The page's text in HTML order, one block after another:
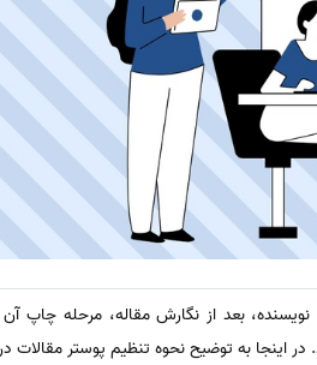
نویسنده، بعد از نگارش مقاله، مرحله
در اینجا به توضیح نحوه تنظیم پوستر مقالات